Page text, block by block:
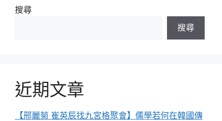
搜尋
搜尋
近期文章
【邢麗菊 崔英辰找九宮格聚會】儒學若何在韓國傳